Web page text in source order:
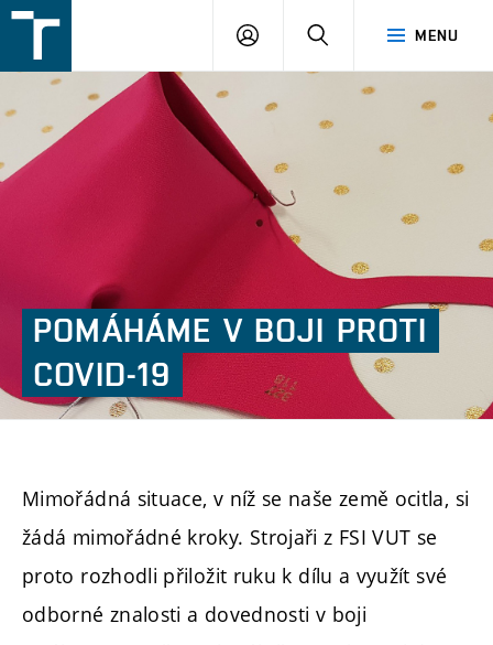
v
Brně
MENU
PŘIHLÁŠENÍ
POMÁHÁME V BOJI PROTI
COVID-19
Mimořádná situace, v níž se naše země ocitla, si
žádá mimořádné kroky. Strojaři z FSI VUT se
proto rozhodli přiložit ruku k dílu a využít své
odborné znalosti a dovednosti v boji